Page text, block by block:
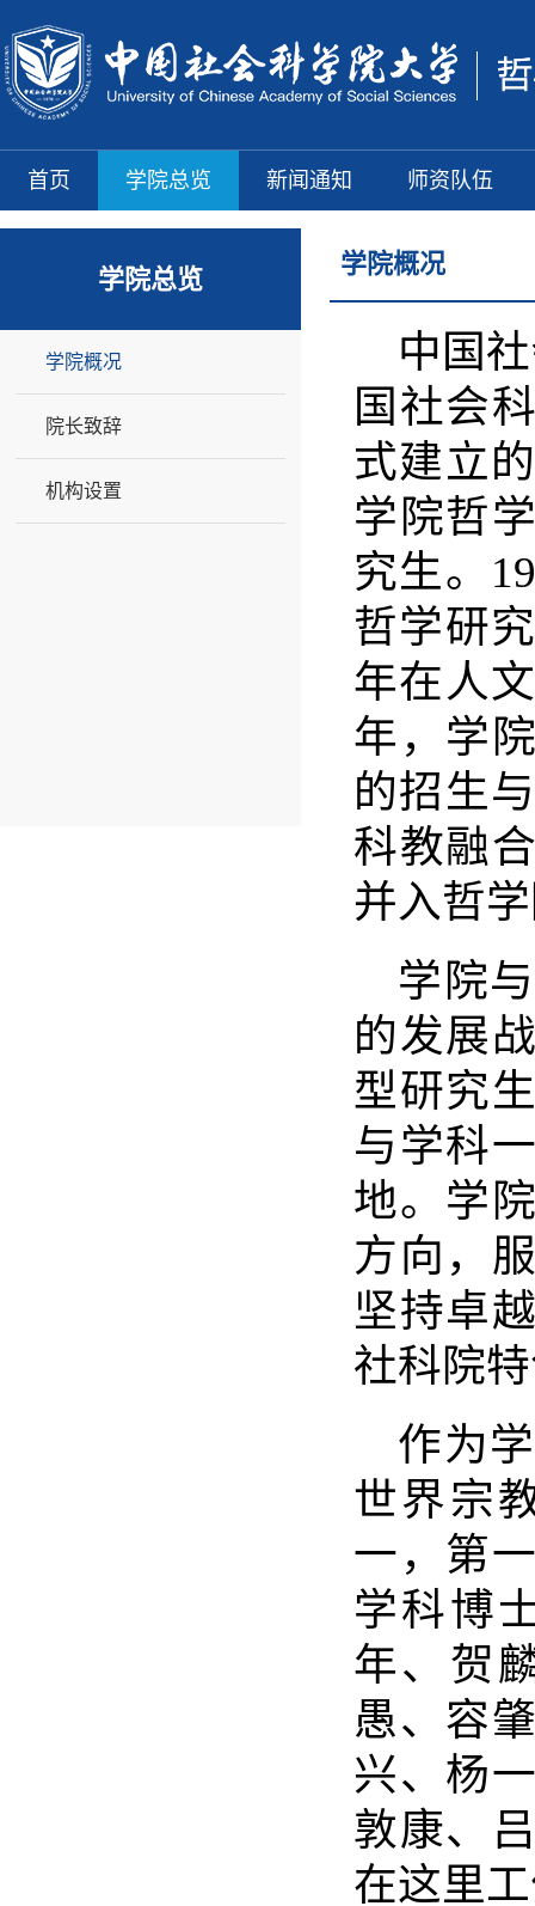
首页 学院总览 新闻通知 师资队伍
学院总览
学院概况
院长致辞
机构设置
学院概况
中国
国社会
式建立
学院哲
究生。
哲学研
年在人
年，学
的招生
科教融
并入哲
学院
的发展
型研究
与学科
地。学
方向，
坚持卓
社科院
作为
世界宗
一，第
学科博
年、贺
愚、容
兴、杨
敦康、
在这里